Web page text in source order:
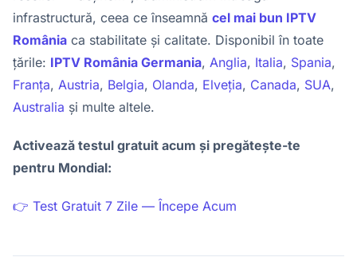
infrastructură, ceea ce înseamnă cel mai bun IPTV
România ca stabilitate și calitate. Disponibil în toate
țările: IPTV România Germania, Anglia, Italia, Spania,
Franța, Austria, Belgia, Olanda, Elveția, Canada, SUA,
Australia și multe altele.
Activează testul gratuit acum și pregătește-te
pentru Mondial:
👉 Test Gratuit 7 Zile — Începe Acum